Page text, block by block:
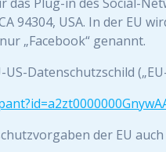
94304, USA. In der EU
„Facebook“ genannt.
Datenschutzschild
der EU